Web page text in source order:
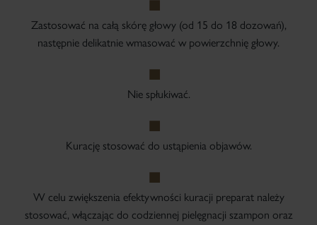
Zastosować na całą skórę głowy (od 15 do 18 dozowań),
następnie delikatnie wmasować w powierzchnię głowy.
Nie spłukiwać.
Kurację stosować do ustąpienia objawów.
W celu zwiększenia efektywności kuracji preparat należy
stosować, włączając do codziennej pielęgnacji szampon oraz